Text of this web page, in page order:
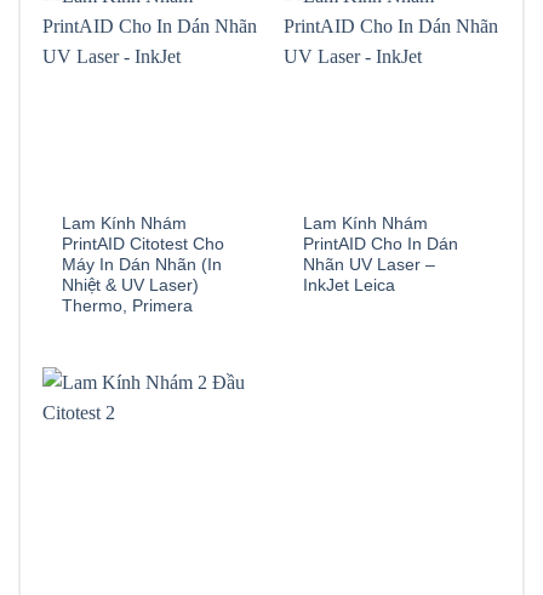
Lam Kính Nhám
PrintAID Citotest Cho
Máy In Dán Nhãn (In
Nhiệt & UV Laser)
Thermo, Primera
Lam Kính Nhám
PrintAID Cho In Dán
Nhãn UV Laser –
InkJet Leica